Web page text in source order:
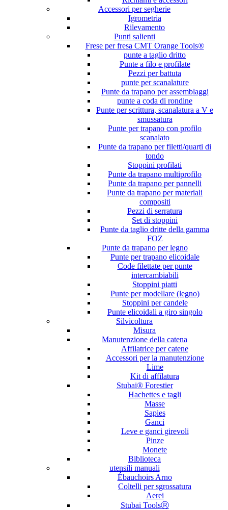
Accessori per segherie
Igrometria
Rilevamento
Punti salienti
Frese per fresa CMT Orange Tools®
punte a taglio dritto
Punte a filo e profilate
Pezzi per battuta
punte per scanalature
Punte da trapano per assemblaggi
punte a coda di rondine
Punte per scrittura, scanalatura a V e
smussatura
Punte per trapano con profilo
scanalato
Punte da trapano per filetti/quarti di
tondo
Stoppini profilati
Punte da trapano multiprofilo
Punte da trapano per pannelli
Punte da trapano per materiali
compositi
Pezzi di serratura
Set di stoppini
Punte da taglio dritte della gamma
FOZ
Punte da trapano per legno
Punte per trapano elicoidale
Code filettate per punte
intercambiabili
Stoppini piatti
Punte per modellare (legno)
Stoppini per candele
Punte elicoidali a giro singolo
Silvicoltura
Misura
Manutenzione della catena
Affilatrice per catene
Accessori per la manutenzione
Lime
Kit di affilatura
Stubai® Forestier
Hachettes e tagli
Masse
Sapies
Ganci
Leve e ganci girevoli
Pinze
Monete
Biblioteca
utensili manuali
Ébauchoirs Arno
Coltelli per sgrossatura
Aerei
Stubai ToolsⓇ